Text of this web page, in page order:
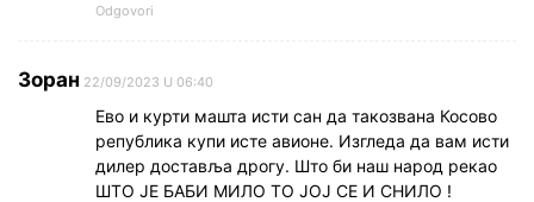
Odgovori
Зоран 22/09/2023 U 06:40
Ево и курти машта исти сан да такозвана Косово
република купи исте авионе. Изгледа да вам исти
дилер доставља дрогу. Што би наш народ рекао
ШТО ЈЕ БАБИ МИЛО ТО ЈОЈ СЕ И СНИЛО !